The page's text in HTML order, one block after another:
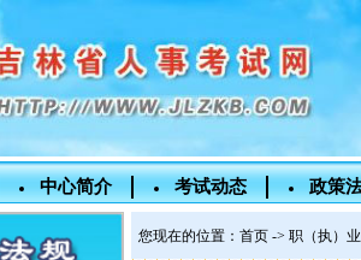
中心简介 考试动态 政策
您现在的位置： 首页 -> 职（执）